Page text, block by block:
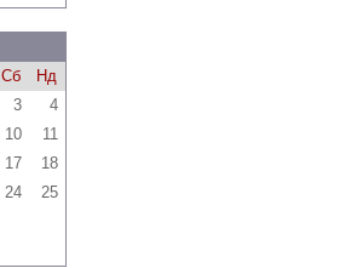
Сб
Нд
3
4
10
11
17
18
24
25